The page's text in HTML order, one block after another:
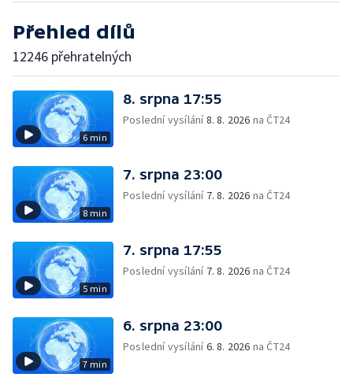
Přehled dílů
12246 přehratelných
6 min
8. srpna 17:55
Poslední vysílání8. 8. 2026 na ČT24
8 min
7. srpna 23:00
Poslední vysílání 7. 8. 2026 na ČT24
5 min
7. srpna 17:55
Poslední vysílání 7. 8. 2026 na ČT24
7 min
6. srpna 23:00
Poslední vysílání6. 8. 2026 na ČT24